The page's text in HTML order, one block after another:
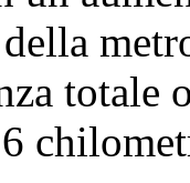
totale